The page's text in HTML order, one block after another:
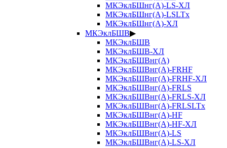
МКЭклБШнг(А)-LS-ХЛ
МКЭклБШнг(А)-LSLTx
МКЭклБШнг(А)-ХЛ
МКЭклБШВ▶
МКЭклБШВ
МКЭклБШВ-ХЛ
МКЭклБШВнг(А)
МКЭклБШВнг(А)-FRHF
МКЭклБШВнг(А)-FRHF-ХЛ
МКЭклБШВнг(А)-FRLS
МКЭклБШВнг(А)-FRLS-ХЛ
МКЭклБШВнг(А)-FRLSLTx
МКЭклБШВнг(А)-HF
МКЭклБШВнг(А)-HF-ХЛ
МКЭклБШВнг(А)-LS
МКЭклБШВнг(А)-LS-ХЛ